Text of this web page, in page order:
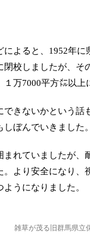
によると、1952年
校しましたが、そ
万7000平方㍍以上
きないかという
ぼんでいきました。
れていましたが
より安全になり
うになりました。
雑草が茂る旧群馬県立